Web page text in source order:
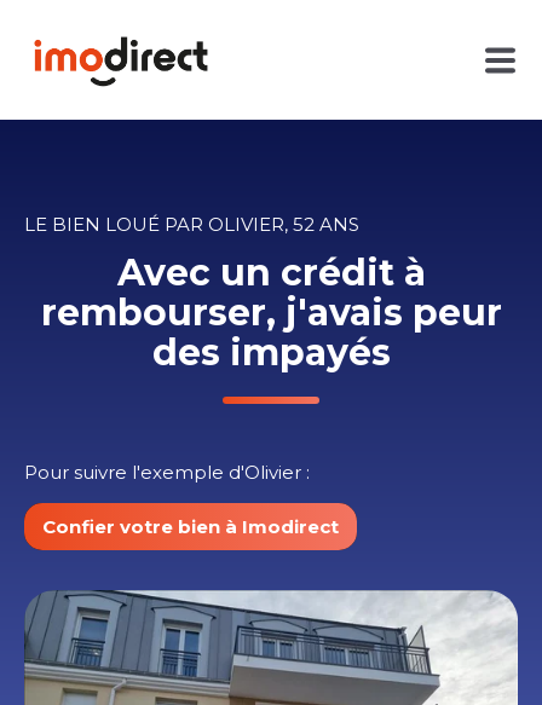
LE BIEN LOUÉ PAR OLIVIER, 52 ANS
Avec un crédit à
rembourser, j'avais peur
des impayés
Pour suivre l'exemple d'Olivier :
Confier votre bien à Imodirect